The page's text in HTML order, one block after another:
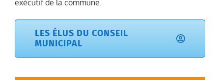
exécutif de la commune.
LES ÉLUS DU CONSEIL
MUNICIPAL